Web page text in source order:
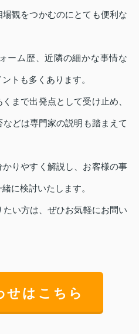
観をつかむのにとても便利な
ーム歴、近隣の細かな事情な
トも多くあります。
まで出発点として受け止め、
どは専門家の説明も踏まえて
りやすく解説し、お客様の事
に検討いたします。
い方は、ぜひお気軽にお問い
せはこちら